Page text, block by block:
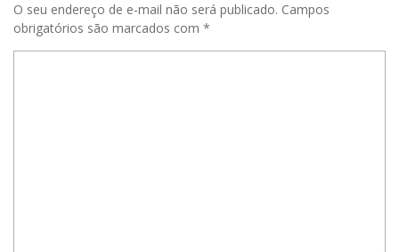
O seu endereço de e-mail não será publicado. Campos
obrigatórios são marcados com *